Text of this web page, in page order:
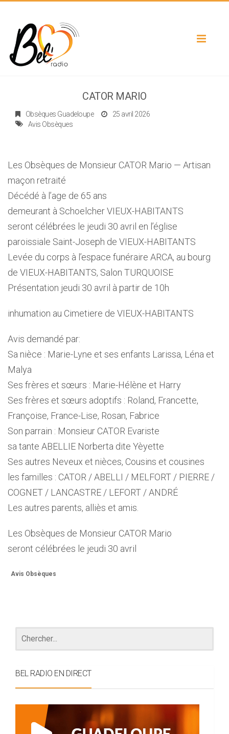
Toggle
CATOR MARIO
Obsèques Guadeloupe
25 avril 2026
Avis Obsèques
Les Obsèques de Monsieur CATOR Mario — Artisan
maçon retraité
Décédé à l’age de 65 ans
demeurant à Schoelcher VIEUX-HABITANTS
seront célébrées le jeudi 30 avril en l’église
paroissiale Saint-Joseph de VIEUX-HABITANTS
Levée du corps à l’espace funéraire ARCA, au bourg
de VIEUX-HABITANTS, Salon TURQUOISE
Présentation jeudi 30 avril à partir de 10h
inhumation au Cimetiere de VIEUX-HABITANTS
Avis demandé par:
Sa nièce : Marie-Lyne et ses enfants Larissa, Léna et
Malya
Ses frères et sœurs : Marie-Hélène et Harry
Ses frères et sœurs adoptifs : Roland, Francette,
Françoise, France-Lise, Rosan, Fabrice
Son parrain : Monsieur CATOR Evariste
sa tante ABELLIE Norberta dite Yèyette
Ses autres Neveux et nièces, Cousins et cousines
les familles : CATOR / ABELLI / MELFORT / PIERRE /
COGNET / LANCASTRE / LEFORT / ANDRÉ
Les autres parents, alliès et amis.
Les Obsèques de Monsieur CATOR Mario
seront célébrées le jeudi 30 avril
Avis Obsèques
BEL RADIO EN DIRECT